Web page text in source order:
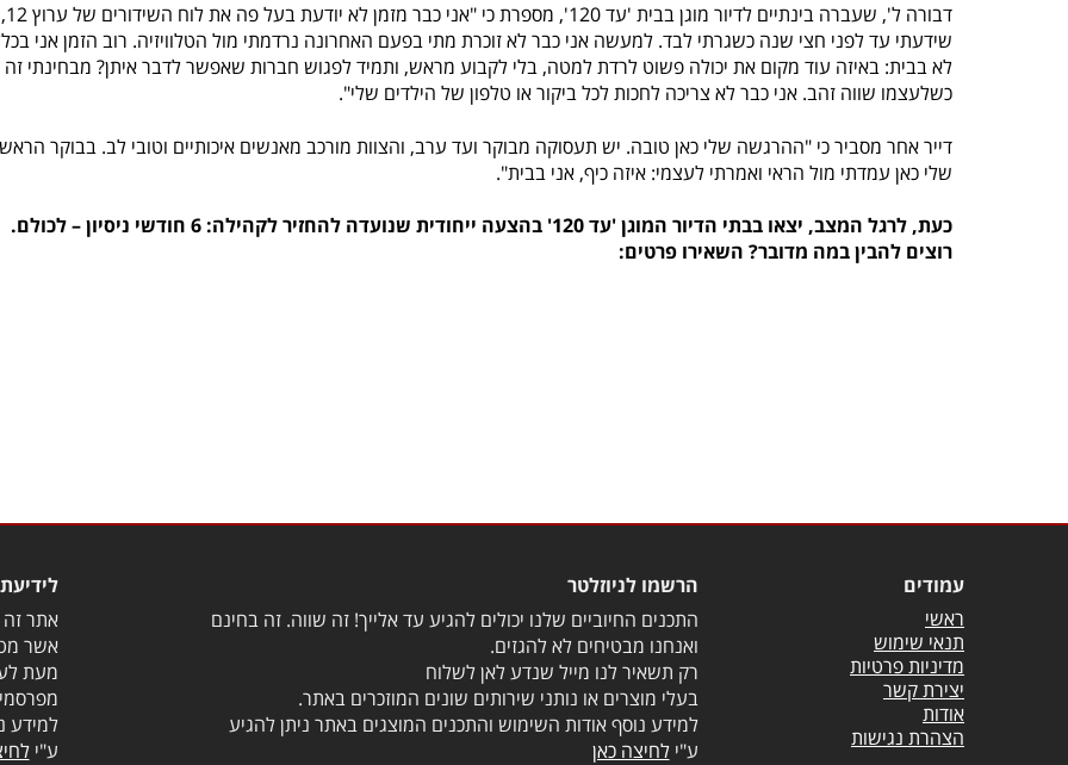
דבורה ל',
שידעתי עד לפני חצי שנה כשגרתי לבד. למעשה אני כבר לא זוכרת מתי בפעם האחרונה נרדמתי מול הטלוויזיה. רוב הזמן אני
לא בבית: באיזה עוד מקום את יכולה פשוט לרדת למטה, בלי לקבוע מראש, ותמיד לפגוש חברות שאפשר לדבר איתן? מבחינתי זה
כשלעצמו שווה זהב. אני כבר לא צריכה לחכות לכל ביקור או טלפון של הילדים שלי".
דייר אחר מסביר כי "ההרגשה שלי כאן טובה. יש תעסוקה מבוקר ועד ערב, והצוות מורכב מאנשים איכותיים וטובי לב. בבוקר
שלי כאן עמדתי מול הראי ואמרתי לעצמי: איזה כיף, אני בבית".
כעת, לרגל המצב, יצאו בבתי הדיור המוגן 'עד 120' בהצעה ייחודית שנועדה להחזיר לקהילה: 6 חודשי ניסיון – לכולם.
רוצים להבין במה מדובר? השאירו פרטים:
עמודים
ראשי
תנאי שימוש
מדיניות פרטיות
יצירת קשר
אודות
הצהרת נגישות
הרשמו לניוזלטר
התכנים החיוביים שלנו יכולים להגיע עד אלייך! זה שווה. זה בחינם
ואנחנו מבטיחים לא להגזים.
רק תשאיר לנו מייל שנדע לאן לשלוח
בעלי מוצרים או נותני שירותים שונים המוזכרים באתר.
למידע נוסף אודות השימוש והתכנים המוצגים באתר ניתן להגיע
ע"ילחיצה כאן
אתר זה
אשר
מעת
למידע
ע"י